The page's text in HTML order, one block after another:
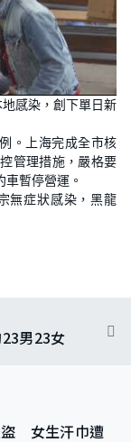
地感染，創下單日新
。上海完成全市核
管理措施，嚴格要
暫停營運。
無症狀感染，黑龍
男23女
盜 女生汗巾遭